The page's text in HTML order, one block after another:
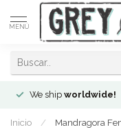
MENÚ
We ship worldwide!
Inicio / Mandragora